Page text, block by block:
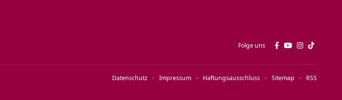
Folge uns
Datenschutz Impressum Haftungsausschluss Sitemap RSS